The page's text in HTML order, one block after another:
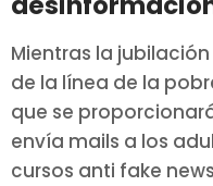
Mientras la
de la línea de la
que se
envía mails a los
cursos anti fake